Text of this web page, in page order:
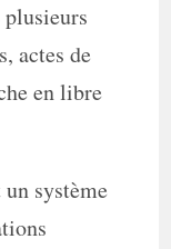
actes de
en libre
système